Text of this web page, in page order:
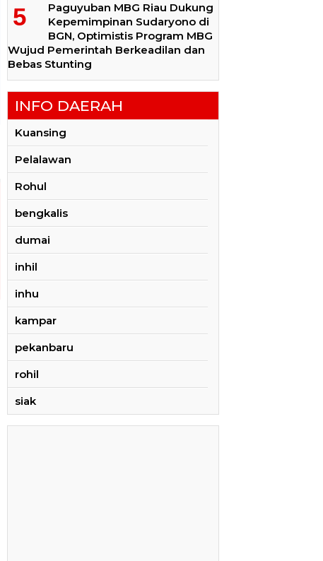
Paguyuban MBG Riau Dukung
Kepemimpinan Sudaryono di
BGN, Optimistis Program MBG
Wujud Pemerintah Berkeadilan dan
Bebas Stunting
INFO DAERAH
Kuansing
Pelalawan
Rohul
bengkalis
dumai
inhil
inhu
kampar
pekanbaru
rohil
siak